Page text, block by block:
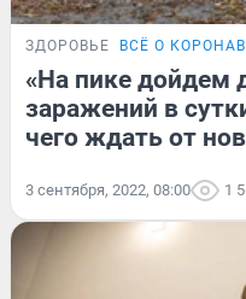
ЗДОРОВЬЕ ВСЁ О
«На пике дойдем
заражений в
чего ждать от
3 сентября, 2022, 08:00 1